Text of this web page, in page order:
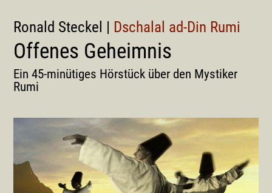
Ronald Steckel | Dschalal ad-Din Rumi
Offenes Geheimnis
Ein 45-minütiges Hörstück über den Mystiker
Rumi